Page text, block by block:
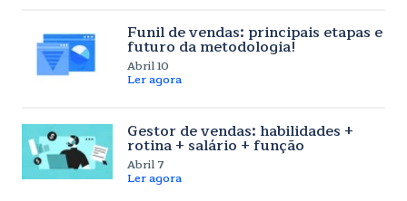
Funil de vendas: principais etapas e
futuro da metodologia!
Abril 10
Ler agora
Gestor de vendas: habilidades +
rotina + salário + função
Abril 7
Ler agora